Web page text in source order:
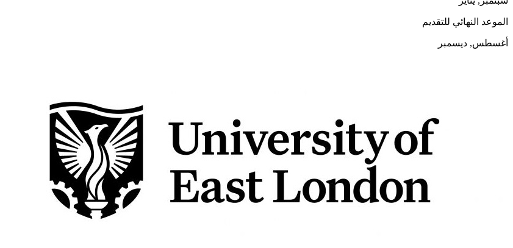
الموعد النهائي للتقديم
أغسطس, ديسمبر